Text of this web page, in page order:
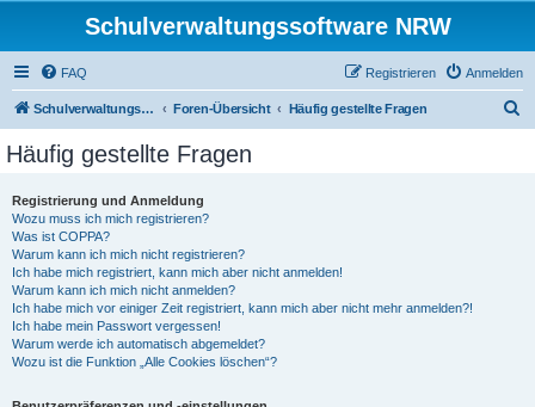
Schulverwaltungssoftware NRW
FAQ Anmelden
Registrieren
Schulverwaltungssoftware NRW Foren-Übersicht Häufig gestellte Fragen
Häufig gestellte Fragen
Registrierung und Anmeldung
Wozu muss ich mich registrieren?
Was ist COPPA?
Warum kann ich mich nicht registrieren?
Ich habe mich registriert, kann mich aber nicht anmelden!
Warum kann ich mich nicht anmelden?
Ich habe mich vor einiger Zeit registriert, kann mich aber nicht mehr anmelden?!
Ich habe mein Passwort vergessen!
Warum werde ich automatisch abgemeldet?
Wozu ist die Funktion „Alle Cookies löschen“?